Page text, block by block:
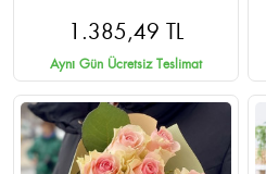
1.385,49 TL
Aynı Gün Ücretsiz Teslimat